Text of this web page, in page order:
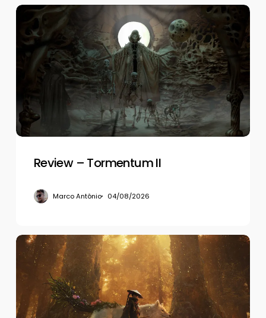
Review
Tormentum
Review – Tormentum II
Marco Antônio 04/08/2026
Review
–
Beast
Reincarnation